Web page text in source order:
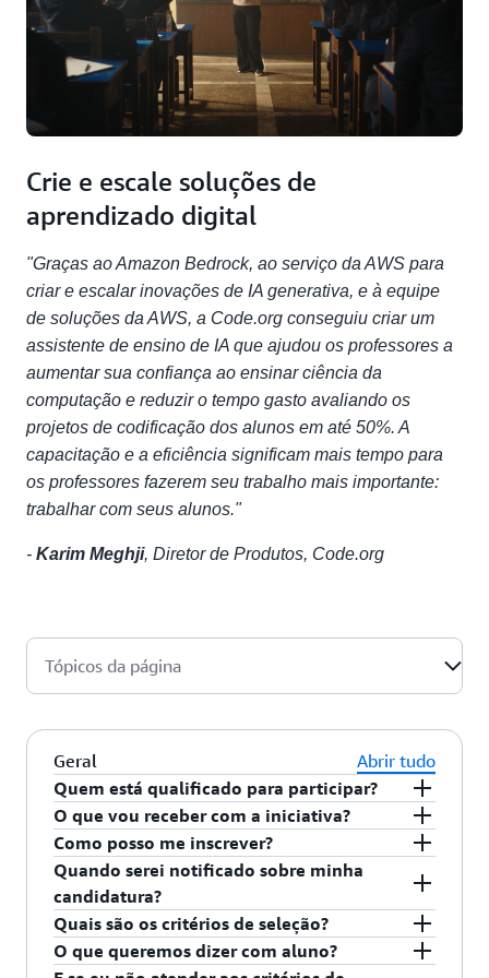
Crie e escale soluções de
aprendizado digital
"Graças ao Amazon Bedrock, ao serviço da AWS para
criar e escalar inovações de IA generativa, e à equipe
de soluções da AWS, a Code.org conseguiu criar um
assistente de ensino de IA que ajudou os professores a
aumentar sua confiança ao ensinar ciência da
computação e reduzir o tempo gasto avaliando os
projetos de codificação dos alunos em até 50%. A
capacitação e a eficiência significam mais tempo para
os professores fazerem seu trabalho mais importante:
trabalhar com seus alunos."
- Karim Meghji, Diretor de Produtos, Code.org
Tópicos da página
Geral
Abrir tudo
Quem está qualificado para participar?
As organizações elegíveis incluem organizações
sem fins lucrativos, governos, empresas de
tecnologia educacional com preocupação social e
equipes de responsabilidade social corporativa
que buscam criar soluções de aprendizado digital
para comunidades carentes e sub-representadas.
O que vou receber com a iniciativa?
As organizações selecionadas receberão créditos
da AWS para criar e escalar soluções de
aprendizado e aconselhamento técnico
direcionado de arquitetos de soluções da AWS.
Como posso me inscrever?
Acesse o
link da inscrição
processo. Você pode criar uma conta usando seu
método de login preferido. A AWS analisará todas
as solicitações enviadas.
Quando serei notificado sobre minha
candidatura?
Analisamos todas as inscrições trimestralmente.
Se você enviar sua inscrição entre janeiro e março,
Quais são os critérios de seleção?
A AWS avaliará as candidaturas com base em:
O que queremos dizer com aluno?